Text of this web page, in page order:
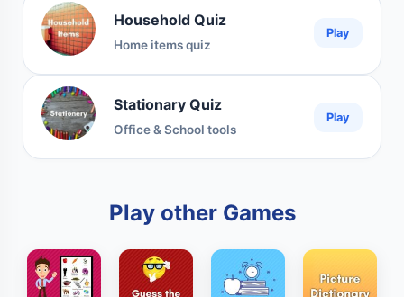
Household Quiz
Home items quiz
Play
Stationary Quiz
Office & School tools
Play
Play other Games